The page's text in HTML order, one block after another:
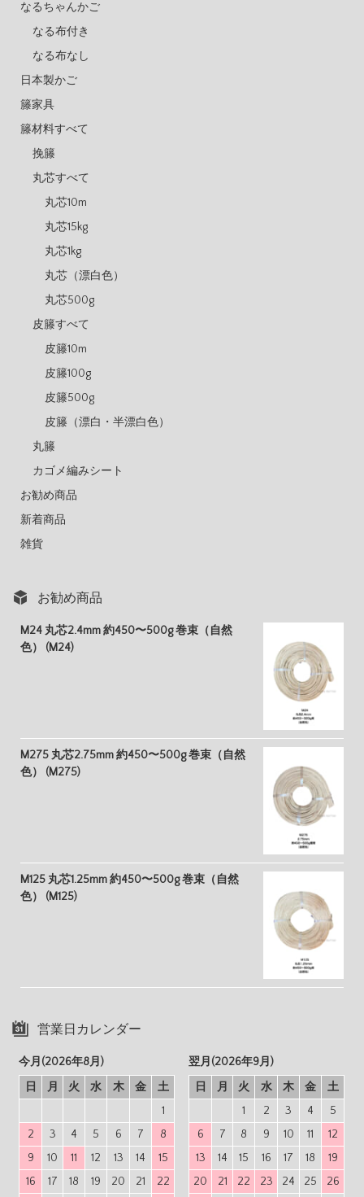
なるちゃんかご
なる布付き
なる布なし
日本製かご
籐家具
籐材料すべて
挽籐
丸芯すべて
丸芯10m
丸芯15kg
丸芯1kg
丸芯（漂白色）
丸芯500g
皮籐すべて
皮籐10m
皮籐100g
皮籐500g
皮籐（漂白・半漂白色）
丸籐
カゴメ編みシート
お勧め商品
新着商品
雑貨
お勧め商品
M24 丸芯2.4mm 約450〜500g 巻束（自然
色） (M24)
M275 丸芯2.75mm 約450〜500g 巻束（自然
色） (M275)
M125 丸芯1.25mm 約450〜500g 巻束（自然
色） (M125)
営業日カレンダー
今月(2026年8月)
日
月 火 水 木 金
土
1
2
3 4 5 6 7
8
9
10 11 12 13 14
15
16
17 18 19 20 21 22
翌月(2026年9月)
日
月 火 水 木 金
土
1
2 3 4
5
6
7 8 9 10 11
12
13
14 15 16 17 18
19
20
21 22 23 24 25 26